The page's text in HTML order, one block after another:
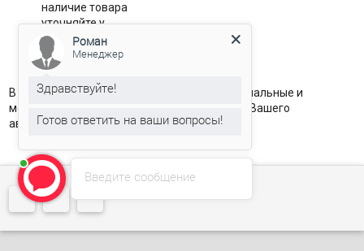
наличие товара
уточняйте у
менеджера
 
В этом разделе представлены только оригинальные и
модельные коврики в салон и багажник для Вашего
автомобиля.
Введите сообщение
Роман
Менеджер
Здравствуйте!
Готов ответить на ваши вопросы!